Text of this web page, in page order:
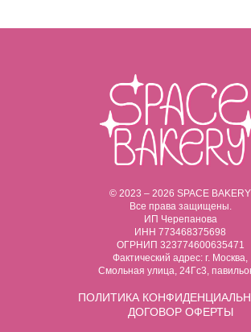
© 2023 – 2026 SPACE BAKERY
Все права защищены.
ИП Черепанова
ИНН 773468375698
ОГРНИП 323774600635471
Фактический адрес: г. Москва,
Смольная улица, 24Гс3,
ПОЛИТИКА
ДОГОВОР ОФЕРТЫ